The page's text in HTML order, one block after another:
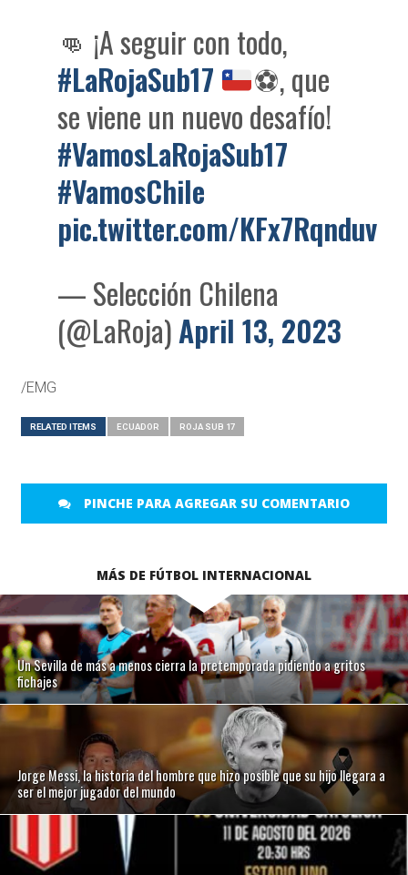
👊 ¡A seguir con todo,
#LaRojaSub17
⚽️, que
se viene un nuevo desafío!
#VamosLaRojaSub17
#VamosChile
pic.twitter.com/KFx7Rqnduv
— Selección Chilena
(@LaRoja)April 13, 2023
/EMG
RELATED ITEMS ECUADOR ROJA SUB 17
PINCHE PARA AGREGAR SU COMENTARIO
MÁS DE FÚTBOL INTERNACIONAL
Un Sevilla de más a menos cierra la pretemporada pidiendo a gritos
fichajes
Jorge Messi, la historia del hombre que hizo posible que su hijo llegara a
ser el mejor jugador del mundo